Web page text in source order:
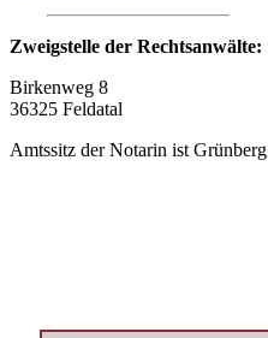
Zweigstelle der Rechtsanwälte:
Birkenweg 8
36325 Feldatal
Amtssitz der Notarin ist Grünberg